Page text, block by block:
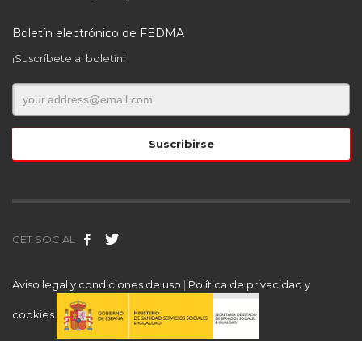
Boletín electrónico de FEDMA
¡Suscríbete al boletín!
GET SOCIAL
Aviso legal y condiciones de uso | Política de privacidad y
cookies